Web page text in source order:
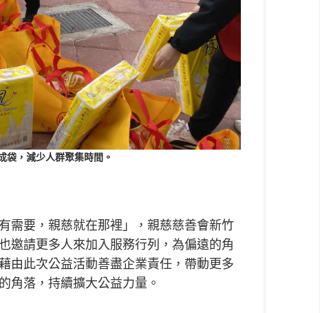
袋，減少人群聚集時間。
需要，親慈就在那裡」，親慈慈善會新竹
邀請更多人來加入服務行列，為偏遠的角
由此次公益活動善盡企業責任，帶動更多
角落，持續擴大公益力量。